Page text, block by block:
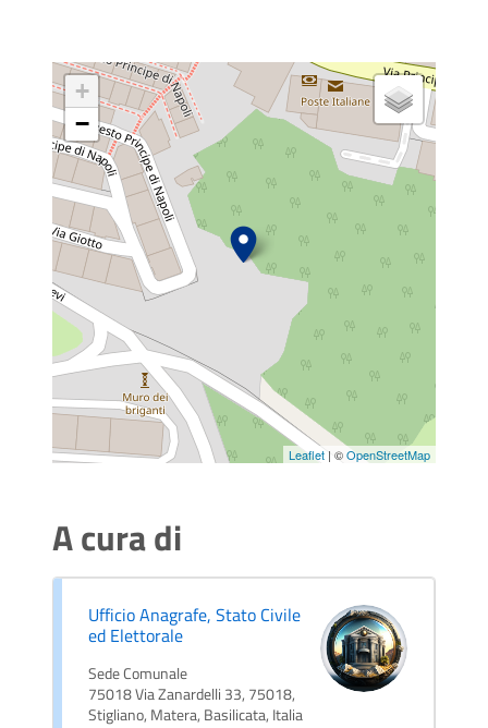
+
−
Leaflet | ©OpenStreetMap
A cura di
Ufficio Anagrafe, Stato Civile
ed Elettorale
Sede Comunale
75018 Via Zanardelli 33, 75018,
Stigliano, Matera, Basilicata, Italia